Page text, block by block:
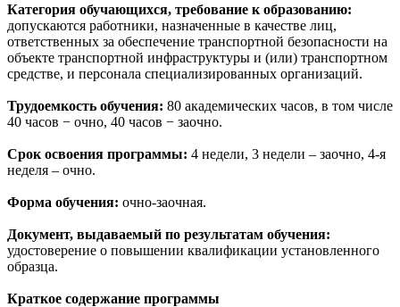
Категория обучающихся, требование к образованию:
допускаются работники, назначенные в качестве лиц,
ответственных за обеспечение транспортной безопасности на
объекте транспортной инфраструктуры и (или) транспортном
средстве, и персонала специализированных организаций.
Трудоемкость обучения: 80 академических часов, в том числе
40 часов − очно, 40 часов − заочно.
Срок освоения программы: 4 недели, 3 недели – заочно, 4-я
неделя – очно.
Форма обучения: очно-заочная.
Документ, выдаваемый по результатам обучения:
удостоверение о повышении квалификации установленного
образца.
Краткое содержание программы